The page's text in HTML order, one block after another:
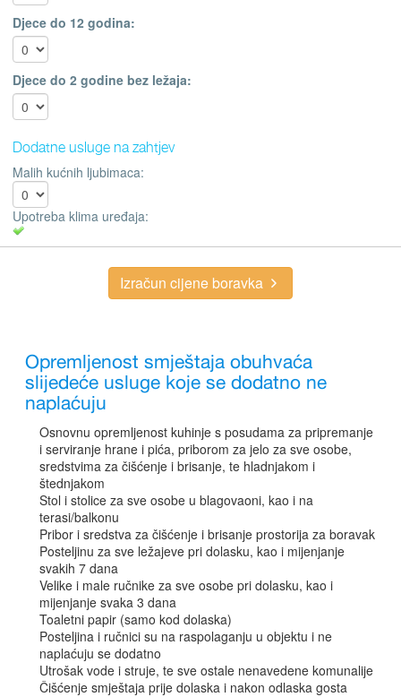
Djece do 12 godina:
Djece do 2 godine bez ležaja:
Dodatne usluge na zahtjev
Malih kućnih ljubimaca:
Upotreba klima uređaja:
Izračun cijene boravka
Opremljenost smještaja obuhvaća
slijedeće usluge koje se dodatno ne
naplaćuju
Osnovnu opremljenost kuhinje s posudama za pripremanje
i serviranje hrane i pića, priborom za jelo za sve osobe,
sredstvima za čišćenje i brisanje, te hladnjakom i
štednjakom
Stol i stolice za sve osobe u blagovaoni, kao i na
terasi/balkonu
Pribor i sredstva za čišćenje i brisanje prostorija za boravak
Posteljinu za sve ležajeve pri dolasku, kao i mijenjanje
svakih 7 dana
Velike i male ručnike za sve osobe pri dolasku, kao i
mijenjanje svaka 3 dana
Toaletni papir (samo kod dolaska)
Posteljina i ručnici su na raspolaganju u objektu i ne
naplaćuju se dodatno
Utrošak vode i struje, te sve ostale nenavedene komunalije
Čišćenje smještaja prije dolaska i nakon odlaska gosta